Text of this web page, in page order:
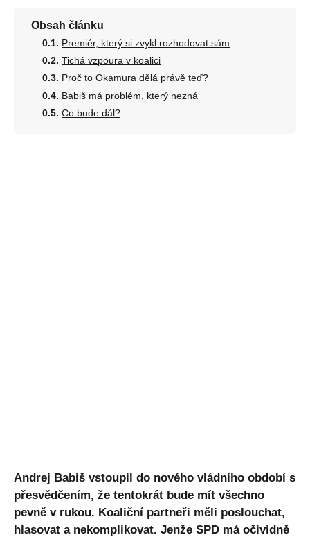
Obsah článku
Premiér, který si zvykl rozhodovat sám
Tichá vzpoura v koalici
Proč to Okamura dělá právě teď?
Babiš má problém, který nezná
Co bude dál?
Andrej Babiš vstoupil do nového vládního období s
přesvědčením, že tentokrát bude mít všechno
pevně v rukou. Koaliční partneři měli poslouchat,
hlasovat a nekomplikovat. Jenže SPD má očividně